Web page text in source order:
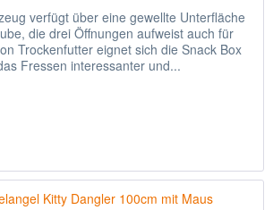
verfügt über eine gewellte Unterfläche
die drei Öffnungen aufweist auch für
Trockenfutter eignet sich die Snack Box
Fressen interessanter und...